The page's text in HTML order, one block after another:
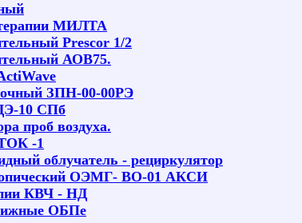
МИЛТА
Prescor 1/2
АОВ75.
ЗПН-00-00РЭ
10 СПб
проб воздуха.
-1
облучатель - рециркулятор
ОЭМГ- ВО-01 АКСИ
КВЧ - НД
ОБПе